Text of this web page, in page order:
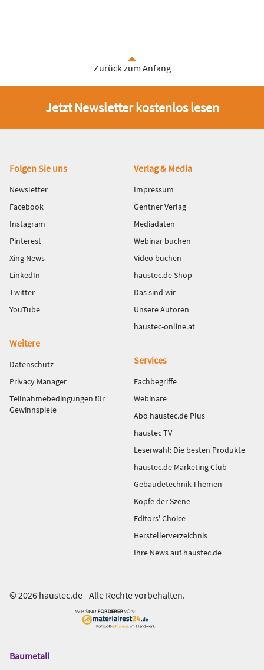
Zurück zum Anfang
Jetzt Newsletter kostenlos lesen
Fußbereich
Folgen Sie uns
Newsletter
Facebook
Instagram
Pinterest
Xing News
LinkedIn
Twitter
YouTube
Verlag & Media
Impressum
Gentner Verlag
Mediadaten
Webinar buchen
Video buchen
haustec.de Shop
Das sind wir
Unsere Autoren
haustec-online.at
Weitere
Datenschutz
Privacy Manager
Teilnahmebedingungen für
Gewinnspiele
Services
Fachbegriffe
Webinare
Abo haustec.de Plus
haustec TV
Leserwahl: Die besten Produkte
haustec.de Marketing Club
Gebäudetechnik-Themen
Köpfe der Szene
Editors' Choice
Herstellerverzeichnis
Ihre News auf haustec.de
© 2026 haustec.de - Alle Rechte vorbehalten.
Das
Baumetall